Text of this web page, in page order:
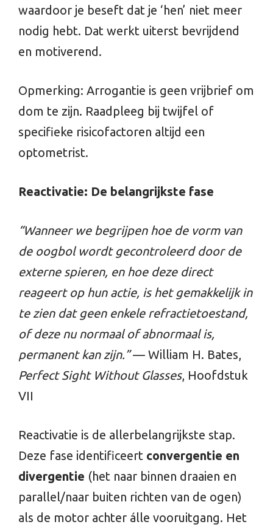
waardoor je beseft dat je ‘hen’ niet meer
nodig hebt. Dat werkt uiterst bevrijdend
en motiverend.
Opmerking: Arrogantie is geen vrijbrief om
dom te zijn. Raadpleeg bij twijfel of
specifieke risicofactoren altijd een
optometrist.
Reactivatie: De belangrijkste fase
“Wanneer we begrijpen hoe de vorm van
de oogbol wordt gecontroleerd door de
externe spieren, en hoe deze direct
reageert op hun actie, is het gemakkelijk in
te zien dat geen enkele refractietoestand,
of deze nu normaal of abnormaal is,
permanent kan zijn.”— William H. Bates,
Perfect Sight Without Glasses, Hoofdstuk
VII
Reactivatie is de allerbelangrijkste stap.
Deze fase identificeert convergentie en
divergentie (het naar binnen draaien en
parallel/naar buiten richten van de ogen)
als de motor achter álle vooruitgang. Het